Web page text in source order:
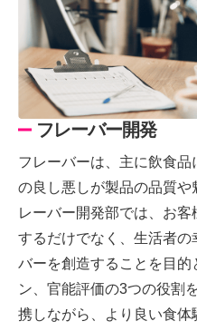
フレーバー開発
フレーバーは、主に飲食
の良し悪しが製品の品質
レーバー開発部では、お
するだけでなく、生活者
バーを創造することを目的
ン、官能評価の3つの役割
携しながら、より良い食